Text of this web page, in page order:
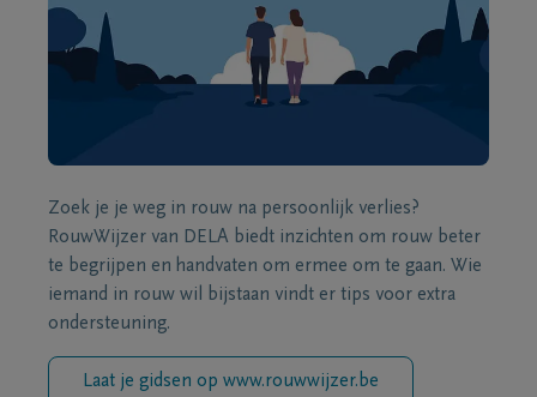
Zoek je je weg in rouw na persoonlijk verlies?
RouwWijzer van DELA biedt inzichten om rouw beter
te begrijpen en handvaten om ermee om te gaan. Wie
iemand in rouw wil bijstaan vindt er tips voor extra
ondersteuning.
Laat je gidsen op www.rouwwijzer.be